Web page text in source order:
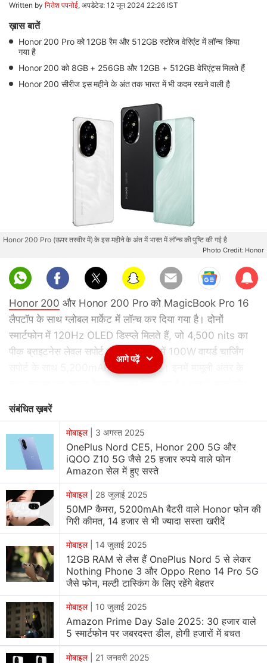
Written by नितेश पपनोई, अपडेटेड: 12 जून 2024 22:26 IST
ख़ास बातें
Honor 200 Pro को 12GB रैम और 512GB स्टोरेज वेरिएंट में लॉन्च किया
गया है
Honor 200 को 8GB + 256GB और 12GB + 512GB वेरिएंट्स मिलते हैं
Honor 200 सीरीज इस महीने के अंत तक भारत में भी कदम रखने वाली है
Honor 200 Pro (ऊपर तस्वीर में) के इस महीने के अंत में भारत में लॉन्च की पुष्टि की गई है
Photo Credit: Honor
Sub
scri
be
Honor 200 और Honor 200 Pro को MagicBook Pro 16
लैपटॉप के साथ ग्लोबल मार्केट में लॉन्च कर दिया गया है। दोनों
स्मार्टफोन में 120Hz OLED डिस्प्ले मिलते हैं, जो 4,500 nits का
पीक ब्राइटनेस लेवल सपोर्ट करते हैं। दोनों में 100W वायर्ड चार्जिंग
सपोर्ट के साथ 5,200mAh बैटरी मिलती है। इनमें मामूली अंतर के
इनके बारे में विस्तार से जानते हैं।
Honor 200 series price
ग्लोबल मार्केट मेंHonor 200 Proको मूनलाइट व्हाइट, ब्लैक और
ओशियन सियान कलर ऑप्शन में लॉन्च किया गया है। वहीं, Honor
200 को ब्लैक और व्हाइट के साथ एमराल्ड ग्रीन कलर ऑप्शन मिलता
है। Honor 200 Pro के 12GB रैम और 512GB स्टोरेज वाले
एकमात्र वेरिएंट की कीमत 799 यूरो (करीब 72,300 रुपये) और
699.99 पाउंड (करीब 75,000 रुपये) रखी गई है। वहीं, Honor
200 के 8GB रैम और 256GB वेरिएंट को 599 यूरो (करीब
54,200 रुपये) और 499.99 पाउंड (करीब 53,600 रुपये) में लॉन्च
किया गया है। इसका एक 12GB रैम और 512GB स्टोरेज वेरिएंट भी
आता है, जिसकी कीमत 649 यूरो और 549 पाउंड है।
बता दें कि Honor 200 और Honor 200 Pro को चीन मेंलॉन्च
आगे पढ़ें
संबंधित ख़बरें
मोबाइल| 3 अगस्त 2025
OnePlus Nord CE5, Honor 200 5G और
iQOO Z10 5G जैसे 25 हजार रुपये वाले फोन
Amazon सेल में हुए सस्ते
मोबाइल| 28 जुलाई 2025
50MP कैमरा, 5200mAh बैटरी वाले Honor फोन की
गिरी कीमत, 14 हजार से भी ज्यादा सस्ता खरीदें
मोबाइल| 14 जुलाई 2025
12GB RAM से लैस हैं OnePlus Nord 5 से लेकर
Nothing Phone 3 और Oppo Reno 14 Pro 5G
जैसे फोन, मल्टी टास्किंग के लिए रहेंगे बेहतर
मोबाइल| 10 जुलाई 2025
Amazon Prime Day Sale 2025: 30 हजार वाले
5 स्मार्टफोन पर जबरदस्त डील, होगी हजारों में बचत
मोबाइल| 21 जनवरी 2025